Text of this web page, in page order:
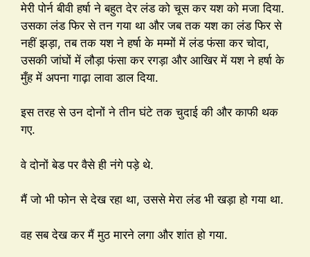
मेरी पोर्न बीवी हर्षा ने बहुत देर लंड को चूस कर यश को मजा दिया.
उसका लंड फिर से तन गया था और जब तक यश का लंड फिर से
नहीं झड़ा, तब तक यश ने हर्षा के मम्मों में लंड फंसा कर चोदा,
उसकी जांघों में लौड़ा फंसा कर रगड़ा और आखिर में यश ने हर्षा के
मुँह में अपना गाढ़ा लावा डाल दिया.
इस तरह से उन दोनों ने तीन घंटे तक चुदाई की और काफी थक
गए.
वे दोनों बेड पर वैसे ही नंगे पड़े थे.
मैं जो भी फोन से देख रहा था, उससे मेरा लंड भी खड़ा हो गया था.
वह सब देख कर मैं मुठ मारने लगा और शांत हो गया.